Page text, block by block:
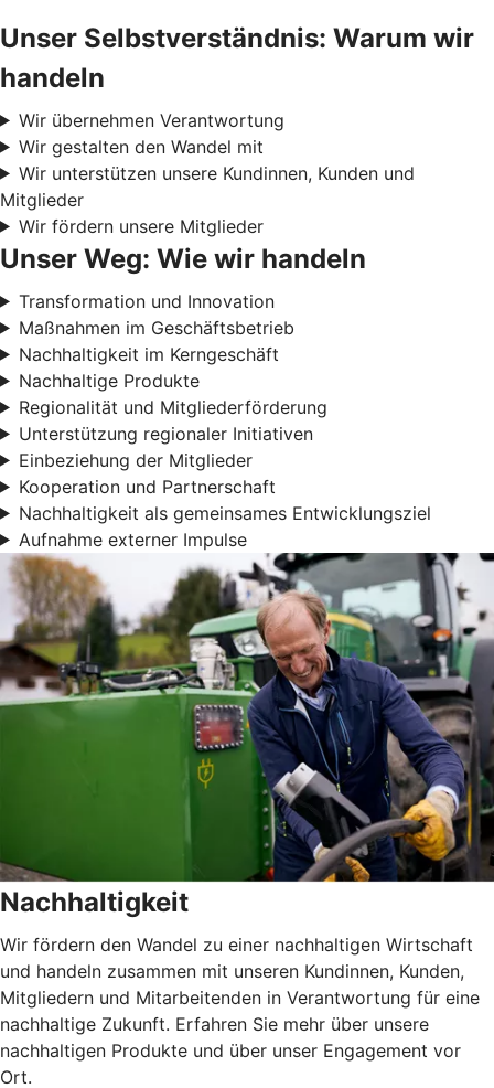
Unser Selbstverständnis: Warum wir
handeln
Wir übernehmen Verantwortung
Wir gestalten den Wandel mit
Wir unterstützen unsere Kundinnen, Kunden und
Mitglieder
Wir fördern unsere Mitglieder
Unser Weg: Wie wir handeln
Transformation und Innovation
Maßnahmen im Geschäftsbetrieb
Nachhaltigkeit im Kerngeschäft
Nachhaltige Produkte
Regionalität und Mitgliederförderung
Unterstützung regionaler Initiativen
Einbeziehung der Mitglieder
Kooperation und Partnerschaft
Nachhaltigkeit als gemeinsames Entwicklungsziel
Aufnahme externer Impulse
Nachhaltigkeit
Wir fördern den Wandel zu einer nachhaltigen Wirtschaft
und handeln zusammen mit unseren Kundinnen, Kunden,
Mitgliedern und Mitarbeitenden in Verantwortung für eine
nachhaltige Zukunft. Erfahren Sie mehr über unsere
nachhaltigen Produkte und über unser Engagement vor
Ort.